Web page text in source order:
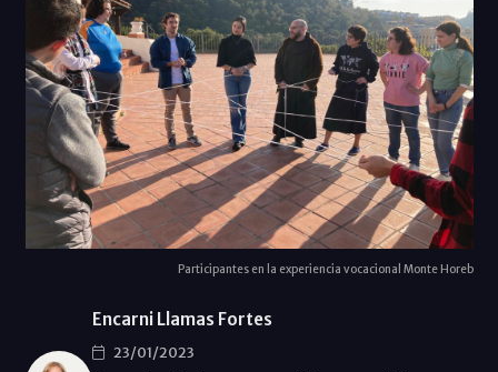
Participantes en la experiencia vocacional Monte Horeb
Encarni Llamas Fortes
23/01/2023